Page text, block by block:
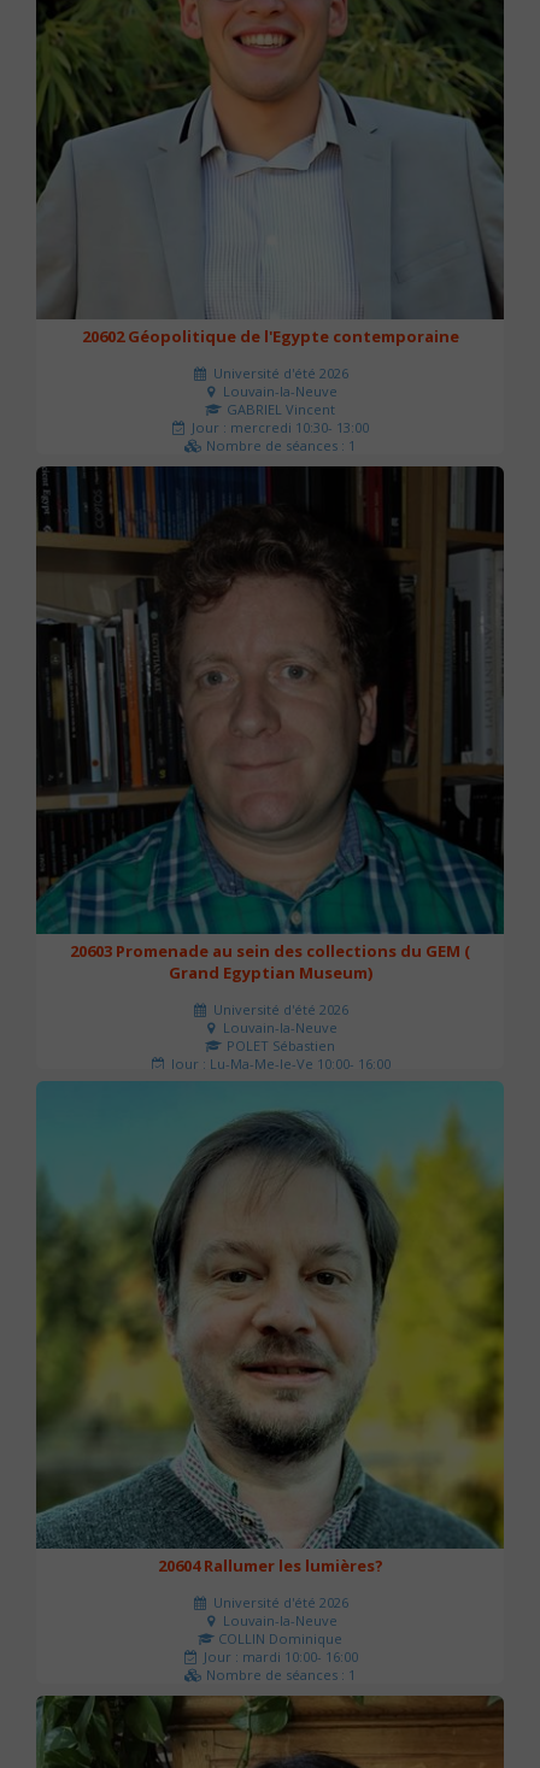
20602 Géopolitique de l'Egypte contemporaine
Université d'été 2026
Louvain-la-Neuve
GABRIEL Vincent
Jour : mercredi 10:30- 13:00
Nombre de séances : 1
21 €
20603 Promenade au sein des collections du GEM (
Grand Egyptian Museum)
Université d'été 2026
Louvain-la-Neuve
POLET Sébastien
Jour : Lu-Ma-Me-Je-Ve 10:00- 16:00
Nombre de séances : 2
20604 Rallumer les lumières?
Université d'été 2026
Louvain-la-Neuve
COLLIN Dominique
Jour : mardi 10:00- 16:00
Nombre de séances : 1
60 €